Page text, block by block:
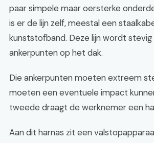
paar simpele maar oersterke
is er de lijn zelf, meestal een
kunststofband. Deze lijn wordt
ankerpunten op het dak.
Die ankerpunten moeten extreem
moeten een eventuele impact
tweede draagt de werknemer een
Aan dit harnas zit een